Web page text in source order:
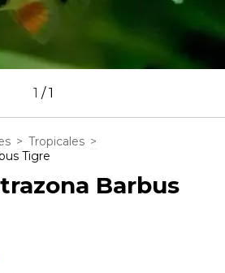
1 /1
> Tropicales >
Tigre
Barbus